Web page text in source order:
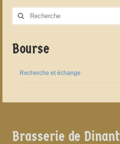
Rechercher
Bourse
Recherche et échange
Brasserie de Dinant